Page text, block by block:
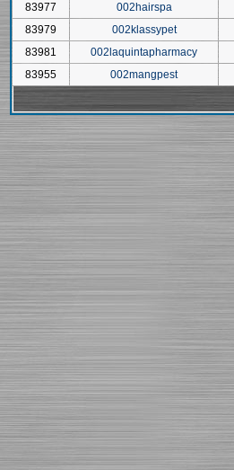
83977
002hairspa
83979
002klassypet
83981
002laquintapharmacy
83955
002mangpest